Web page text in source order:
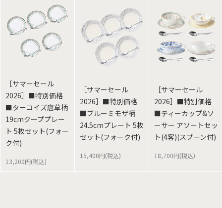
［サマーセール
2026］■特別価格
■ターコイズ唐草柄
19cmクーププレー
ト 5枚セット(フォー
ク付)
13,200円(税込)
［サマーセール
2026］■特別価格
■ブルーミモザ柄
24.5cmプレート 5枚
セット(フォーク付)
15,400円(税込)
［サマーセール
2026］■特別価格
■ティーカップ&ソ
ーサー アソートセッ
ト(4客)(スプーン付)
18,700円(税込)